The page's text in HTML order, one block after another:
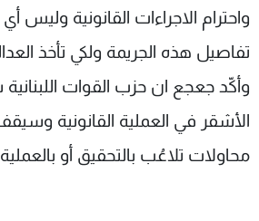
واحترام الاجراءات القانونية وليس
تفاصيل هذه الجريمة ولكي تأخذ
وأكّد جعجع ان حزب القوات
الأشقر في العملية القانونية
محاولات تلاعُب بالتحقيق أو